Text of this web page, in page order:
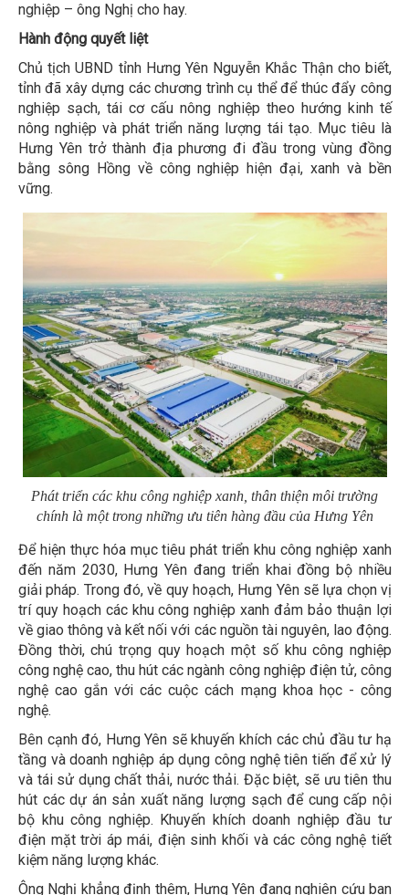
nghiệp – ông Nghị cho hay.
Hành động quyết liệt
Chủ tịch UBND tỉnh Hưng Yên Nguyễn Khắc Thận cho biết,
tỉnh đã xây dựng các chương trình cụ thể để thúc đẩy công
nghiệp sạch, tái cơ cấu nông nghiệp theo hướng kinh tế
nông nghiệp và phát triển năng lượng tái tạo. Mục tiêu là
Hưng Yên trở thành địa phương đi đầu trong vùng đồng
bằng sông Hồng về công nghiệp hiện đại, xanh và bền
vững.
Phát triển các khu công nghiệp xanh, thân thiện môi trường
chính là một trong những ưu tiên hàng đầu của Hưng Yên
Để hiện thực hóa mục tiêu phát triển khu công nghiệp xanh
đến năm 2030, Hưng Yên đang triển khai đồng bộ nhiều
giải pháp. Trong đó, về quy hoạch, Hưng Yên sẽ lựa chọn vị
trí quy hoạch các khu công nghiệp xanh đảm bảo thuận lợi
về giao thông và kết nối với các nguồn tài nguyên, lao động.
Đồng thời, chú trọng quy hoạch một số khu công nghiệp
công nghệ cao, thu hút các ngành công nghiệp điện tử, công
nghệ cao gắn với các cuộc cách mạng khoa học - công
nghệ.
Bên cạnh đó, Hưng Yên sẽ khuyến khích các chủ đầu tư hạ
tầng và doanh nghiệp áp dụng công nghệ tiên tiến để xử lý
và tái sử dụng chất thải, nước thải. Đặc biệt, sẽ ưu tiên thu
hút các dự án sản xuất năng lượng sạch để cung cấp nội
bộ khu công nghiệp. Khuyến khích doanh nghiệp đầu tư
điện mặt trời áp mái, điện sinh khối và các công nghệ tiết
kiệm năng lượng khác.
Ông Nghị khẳng định thêm, Hưng Yên đang nghiên cứu ban